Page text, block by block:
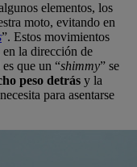
elementos, los
moto, evitando en
”. Estos movimientos
en la dirección de
que un “shimmy” se
peso detrás y la
para asentarse